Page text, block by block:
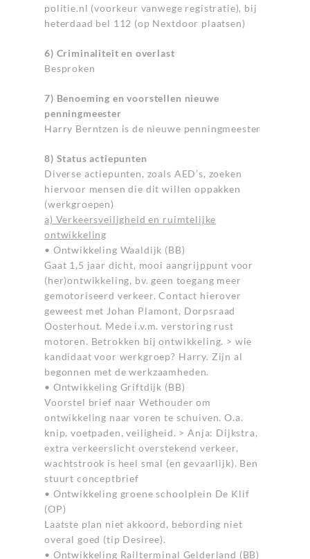
politie.nl (voorkeur vanwege registratie), bij
heterdaad bel 112 (op Nextdoor plaatsen)
6) Criminaliteit en overlast
Besproken
7) Benoeming en voorstellen nieuwe
penningmeester
Harry Berntzen is de nieuwe penningmeester
8) Status actiepunten
Diverse actiepunten, zoals AED’s, zoeken
hiervoor mensen die dit willen oppakken
(werkgroepen)
a) Verkeersveiligheid en ruimtelijke
ontwikkeling
• Ontwikkeling Waaldijk (BB)
Gaat 1,5 jaar dicht, mooi aangrijppunt voor
(her)ontwikkeling, bv. geen toegang meer
gemotoriseerd verkeer. Contact hierover
geweest met Johan Plamont, Dorpsraad
Oosterhout. Mede i.v.m. verstoring rust
motoren. Betrokken bij ontwikkeling. > wie
kandidaat voor werkgroep? Harry. Zijn al
begonnen met de werkzaamheden.
• Ontwikkeling Griftdijk (BB)
Voorstel brief naar Wethouder om
ontwikkeling naar voren te schuiven. O.a.
knip, voetpaden, veiligheid. > Anja: Dijkstra,
extra verkeerslicht overstekend verkeer,
wachtstrook is heel smal (en gevaarlijk). Ben
stuurt conceptbrief
• Ontwikkeling groene schoolplein De Klif
(OP)
Laatste plan niet akkoord, bebording niet
overal goed (tip Desiree).
• Ontwikkeling Railterminal Gelderland (BB)